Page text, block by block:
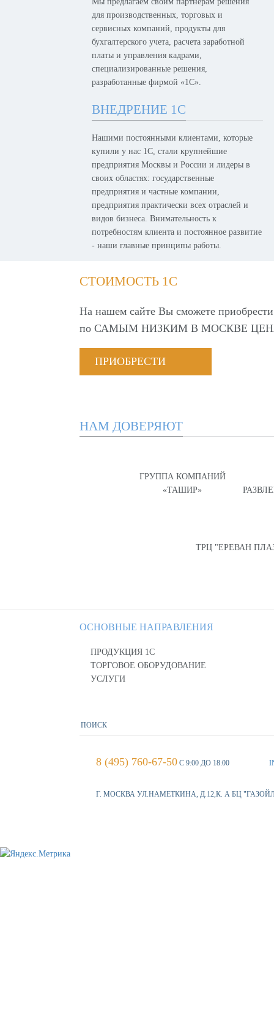
для производственных, торговых и
сервисных компаний, продукты для
бухгалтерского учета, расчета заработной
платы и управления кадрами,
специализированные решения,
разработанные фирмой «1С».
ВНЕДРЕНИЕ 1С
Нашими постоянными клиентами, которые
купили у нас 1С, стали крупнейшие
предприятия Москвы и России и лидеры в
своих областях: государственные
предприятия и частные компании,
предприятия практически всех отраслей и
видов бизнеса. Внимательность к
потребностям клиента и постоянное развитие
- наши главные принципы работы.
СТОИМОСТЬ 1С
На нашем сайте Вы сможете
по САМЫМ НИЗКИМ В МОСКВЕ
ПРИОБРЕСТИ
НАМ ДОВЕРЯЮТ
ГРУППА КОМПАНИЙ
«ТАШИР»
ТРЦ "ЕРЕВАН
ОСНОВНЫЕ НАПРАВЛЕНИЯ
ПРОДУКЦИЯ 1С
ТОРГОВОЕ ОБОРУДОВАНИЕ
УСЛУГИ
8 (495) 760-67-50 С 9:00 ДО 18:00
Г. МОСКВА УЛ.НАМЕТКИНА, Д.12,К. А БЦ